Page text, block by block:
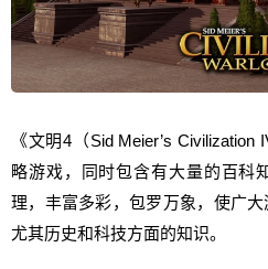
《文明4（Sid Meier’s
略游戏，同时包含有大量的百科
理，丰富多彩，包罗万象，使广大
尤其历史和科技方面的知识。